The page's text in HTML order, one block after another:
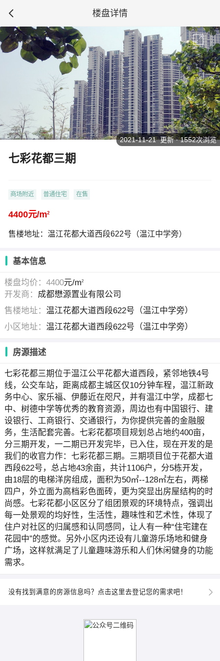
楼盘详情
七彩花都三期
商场附近 普通住宅 在售
4400元/m2
售楼地址：温江花都大道西段622号（温江中学旁）
2021-11-21 更新 · 1552次浏览
基本信息
楼盘均价：4400元/m2
开发商： 成都懋源置业有限公司
售楼地址：温江花都大道西段622号（温江中学旁）
小区地址：温江花都大道西段622号（温江中学旁）
房源描述
七彩花都三期位于温江公平花都大道西段，紧邻地铁4号
线，公交车站，距离成都主城区仅10分钟车程，温江新政
务中心、家乐福、伊藤近在咫尺，并有温江中学，成都七
中、树德中学等优秀的教育资源，周边也有中国银行、建
设银行、工商银行、交通银行，为你提供完善的金融服
务，生活配套完善。七彩花都项目规划总占地约400亩，
分三期开发，一二期已开发完毕，已入住，现在开发的是
我们的收官力作：七彩花都三期。三期项目位于花都大道
西段622号，总占地43余亩，共计1106户，分5栋开发，
由18层的电梯洋房组成，面积为50㎡--128㎡左右，两梯
四户，外立面为高档彩色面砖，更为突显出房屋结构的时
尚感。七彩花都小区区分了组团景观的环境特点，强调出
每一处景观的均好性，生活性，趣味性和艺术性，体现了
住户对社区的归属感和认同感同，让人有一种“住宅建在
花园中”的感觉。另外小区内还设有儿童游乐场地和健身
广场，这样就满足了儿童趣味游乐和人们休闲健身的功能
需求。
没有找到满意的房源信息吗？点击这里去登记您的需求吧！